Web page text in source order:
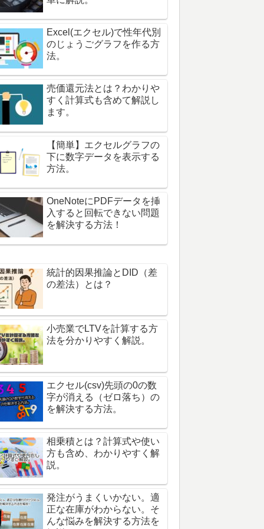
Excel(エクセル)で性年代別
のじょうごグラフを作る方
法。
売価還元法とは？わかりや
すく計算式も含めて解説し
ます。
【簡単】エクセルグラフの
下に数字データを表示する
方法。
OneNoteにPDFデータを挿
入すると回転できない問題
を解決する方法！
統計的因果推論とDID（差
の差法）とは？
小売業でLTVを計算する方
法を分かりやすく解説。
エクセル(csv)先頭の0の数
字が消える（ゼロ落ち）の
を解決する方法。
相乗積とは？計算式や使い
方も含め、わかりやすく解
説。
発注がうまくいかない。適
正な在庫がわからない。そ
んな悩みを解決する方法を